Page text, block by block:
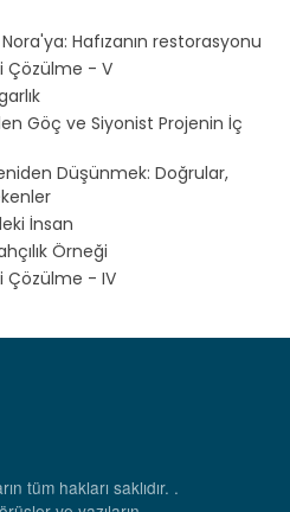
Hafızanın restorasyonu
Çözülme - V
Göç ve Siyonist Projenin İç
Düşünmek: Doğrular,
İnsan
Örneği
Çözülme - IV
tüm hakları saklıdır. .